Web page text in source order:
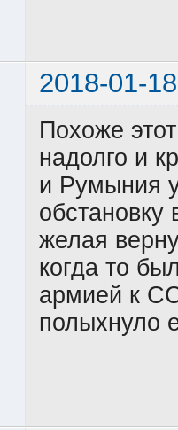
2018-01-
Похоже
надолго и
и Румыния
обстановку
желая
когда то
армией к
полыхнуло